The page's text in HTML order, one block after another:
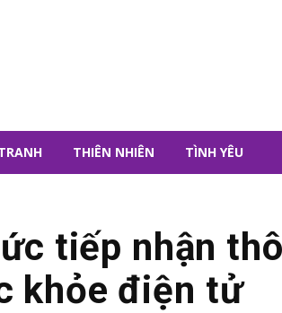
THIÊN NHIÊN TÌNH YÊU
tiếp nhận
khỏe điện tử